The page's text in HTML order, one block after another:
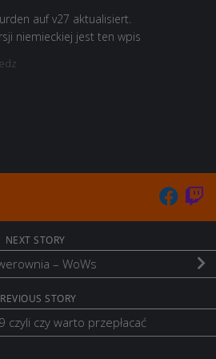
auf v27 aktualisiert.
niemieckiej jest ten wpis
NEXT STORY
– WoWs
STORY
czyli czy warto przepłacać